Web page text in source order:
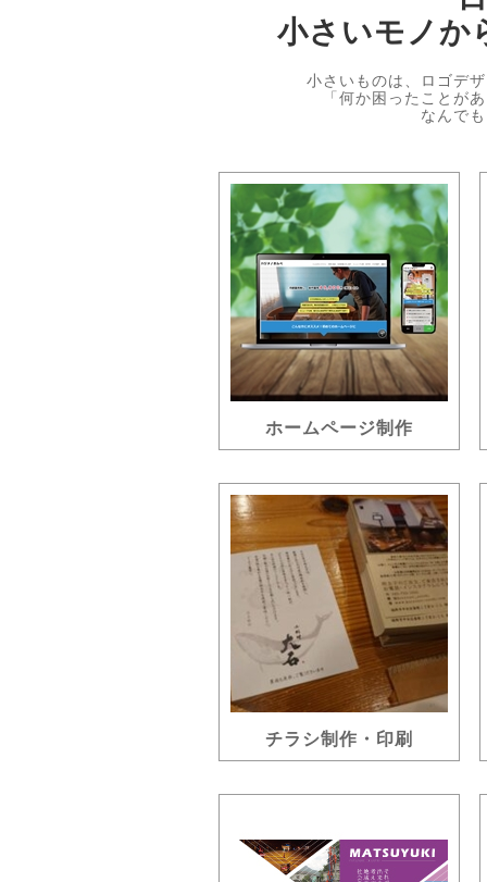
小さいモノか
小さいものは、ロゴデ
「何か困ったことが
なんで
ホームページ制作
チラシ制作・印刷